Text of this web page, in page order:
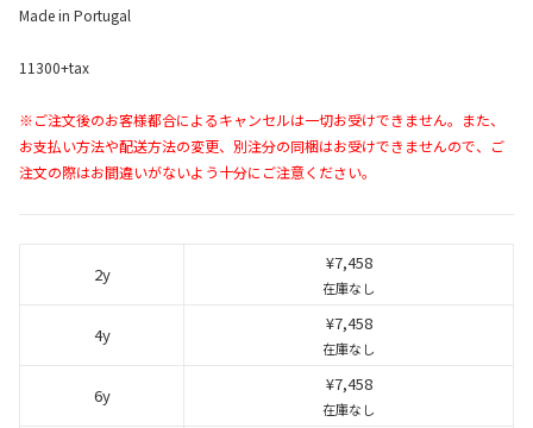
Made in Portugal
11300+tax
※ご注文後のお客様都合によるキャンセルは一切お受けできません。また、
お支払い方法や配送方法の変更、別注分の同梱はお受けできませんので、ご
注文の際はお間違いがないよう十分にご注意ください。
2y
¥7,458
在庫なし
4y
¥7,458
在庫なし
6y
¥7,458
在庫なし